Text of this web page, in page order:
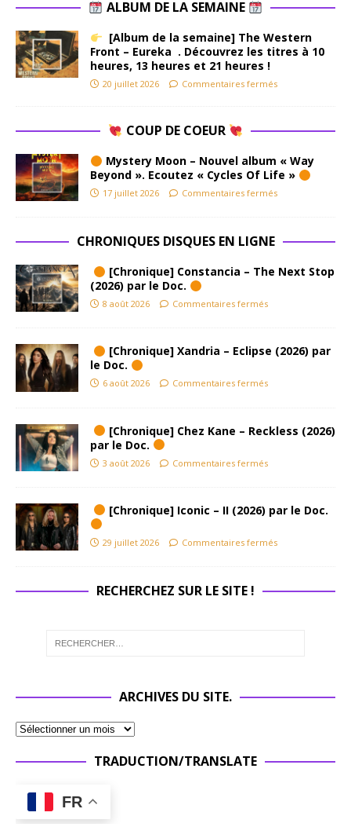
ALBUM DE LA SEMAINE
[Album de la semaine] The Western
Front – Eureka . Découvrez les titres à 10
heures, 13 heures et 21 heures !
20 juillet 2026 Commentaires fermés
COUP DE COEUR
Mystery Moon – Nouvel album « Way
Beyond ». Ecoutez « Cycles Of Life »
17 juillet 2026 Commentaires fermés
CHRONIQUES DISQUES EN LIGNE
[Chronique] Constancia – The Next Stop
(2026) par le Doc.
8 août 2026 Commentaires fermés
[Chronique] Xandria – Eclipse (2026) par
le Doc.
6 août 2026 Commentaires fermés
[Chronique] Chez Kane – Reckless (2026)
par le Doc.
3 août 2026 Commentaires fermés
[Chronique] Iconic – II (2026) par le Doc.
29 juillet 2026 Commentaires fermés
RECHERCHEZ SUR LE SITE !
ARCHIVES DU SITE.
TRADUCTION/TRANSLATE
FR